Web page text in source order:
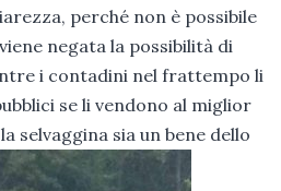
perché non è possibile
negata la possibilità di
i contadini nel frattempo li
se li vendono al miglior
selvaggina sia un bene dello